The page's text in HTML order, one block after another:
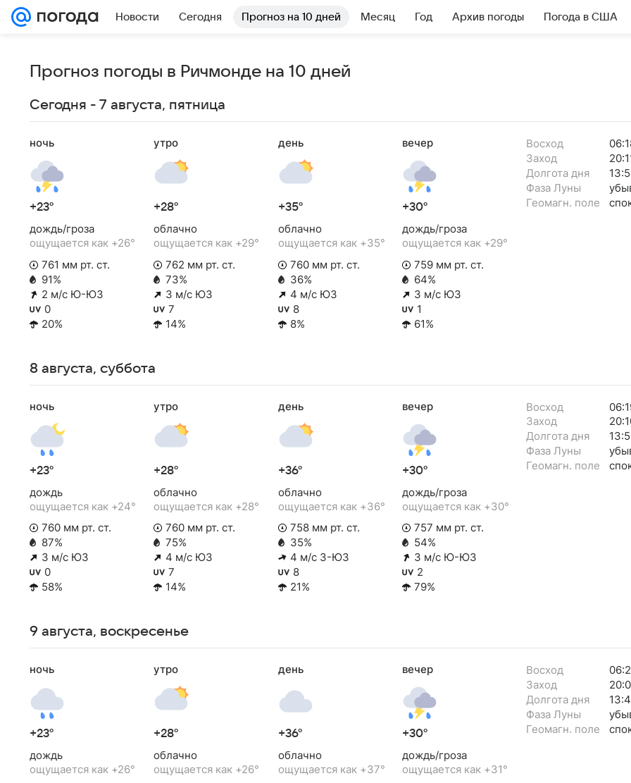
Новости Сегодня Прогноз на 10 дней Месяц Год Архив погоды Погода в США
Прогноз погоды в Ричмонде на 10 дней
Сегодня - 7 августа, пятница
ночь
+23°
дождь/гроза
ощущается как +26°
761 мм рт. ст.
91%
2 м/с Ю-ЮЗ
0
20%
утро
+28°
облачно
ощущается как +29°
762 мм рт. ст.
73%
3 м/с ЮЗ
7
14%
день
+35°
облачно
ощущается как +35°
760 мм рт. ст.
36%
4 м/с ЮЗ
8
8%
вечер
+30°
дождь/гроза
ощущается как +29°
759 мм рт. ст.
64%
3 м/с ЮЗ
1
61%
Восход
Заход
Долгота дня
Фаза Луны
Геомагн. поле
8 августа, суббота
ночь
+23°
дождь
ощущается как +24°
760 мм рт. ст.
87%
3 м/с ЮЗ
0
58%
утро
+28°
облачно
ощущается как +28°
760 мм рт. ст.
75%
4 м/с ЮЗ
7
14%
день
+36°
облачно
ощущается как +36°
758 мм рт. ст.
35%
4 м/с З-ЮЗ
8
21%
вечер
+30°
дождь/гроза
ощущается как +30°
757 мм рт. ст.
54%
3 м/с Ю-ЮЗ
2
79%
Восход
Заход
Долгота дня
Фаза Луны
Геомагн. поле
9 августа, воскресенье
ночь
+23°
дождь
ощущается как +26°
утро
+28°
облачно
ощущается как +26°
день
+36°
облачно
ощущается как +37°
вечер
+30°
дождь/гроза
ощущается как +31°
Восход
Заход
Долгота дня
Фаза Луны
Геомагн. поле